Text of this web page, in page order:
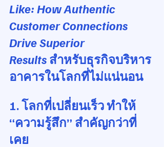
Like: How Authentic
Customer Connections
Drive Superior
Results สำหรับธุรกิจบริหาร
อาคารในโลกที่ไม่แน่นอน
1. โลกที่เปลี่ยนเร็ว ทำให้
“ความรู้สึก” สำคัญกว่าที่
เคย